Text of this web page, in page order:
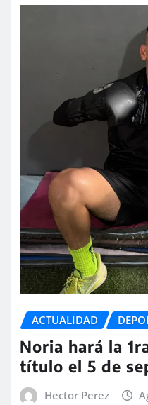
ACTUALIDAD
Noria hará la
título el 5 de
Hector Perez